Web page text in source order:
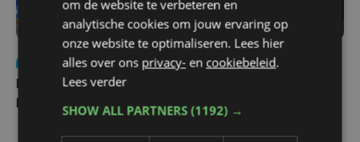
Nieuws
di 4 augustus | 09:32
Man en vrouw dood aangetroffen in woning in Sint-
Pieters Brugge
om de website te verbeteren en
analytische cookies om jouw ervaring op
onze website te optimaliseren. Lees hier
alles over ons privacy- en cookiebeleid.
Lees verder
SHOW ALL PARTNERS(1192) →